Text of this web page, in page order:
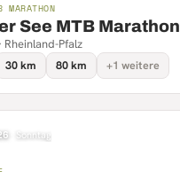
See MTB Marathon
Rheinland-Pfalz
30 km 80 km +1 weitere
Sonntag